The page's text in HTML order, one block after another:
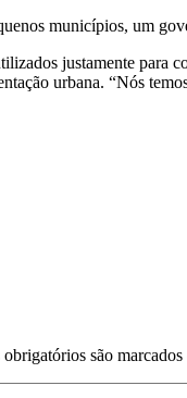
municípios, um
justamente
urbana. “Nós
obrigatórios são marcados